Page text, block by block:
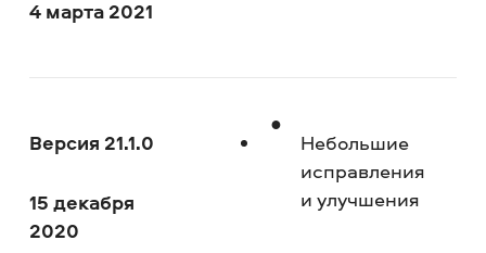
4 марта 2021
Версия 21.1.0
15 декабря
2020
Небольшие
исправления
и улучшения